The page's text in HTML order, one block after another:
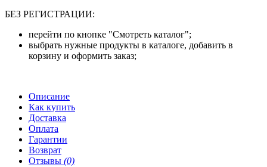
БЕЗ РЕГИСТРАЦИИ:
перейти по кнопке "Смотреть каталог";
выбрать нужные продукты в каталоге, добавить в
корзину и оформить заказ;
Описание
Как купить
Доставка
Оплата
Гарантии
Возврат
Отзывы (0)